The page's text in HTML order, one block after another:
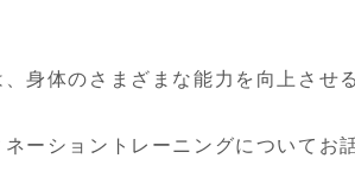
身体のさまざまな能力を向上させ
ーショントレーニングについてお